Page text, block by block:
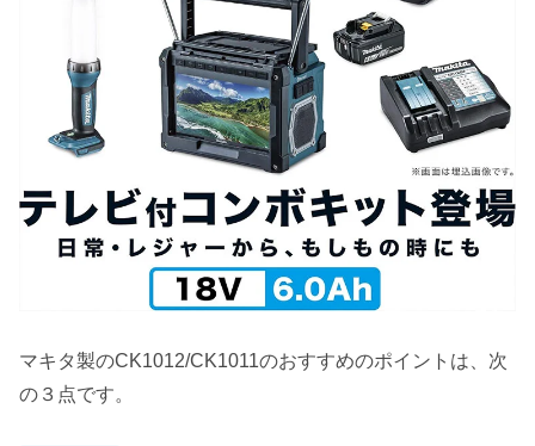
マキタ製のCK1012/CK1011のおすすめのポイントは、次
の３点です。